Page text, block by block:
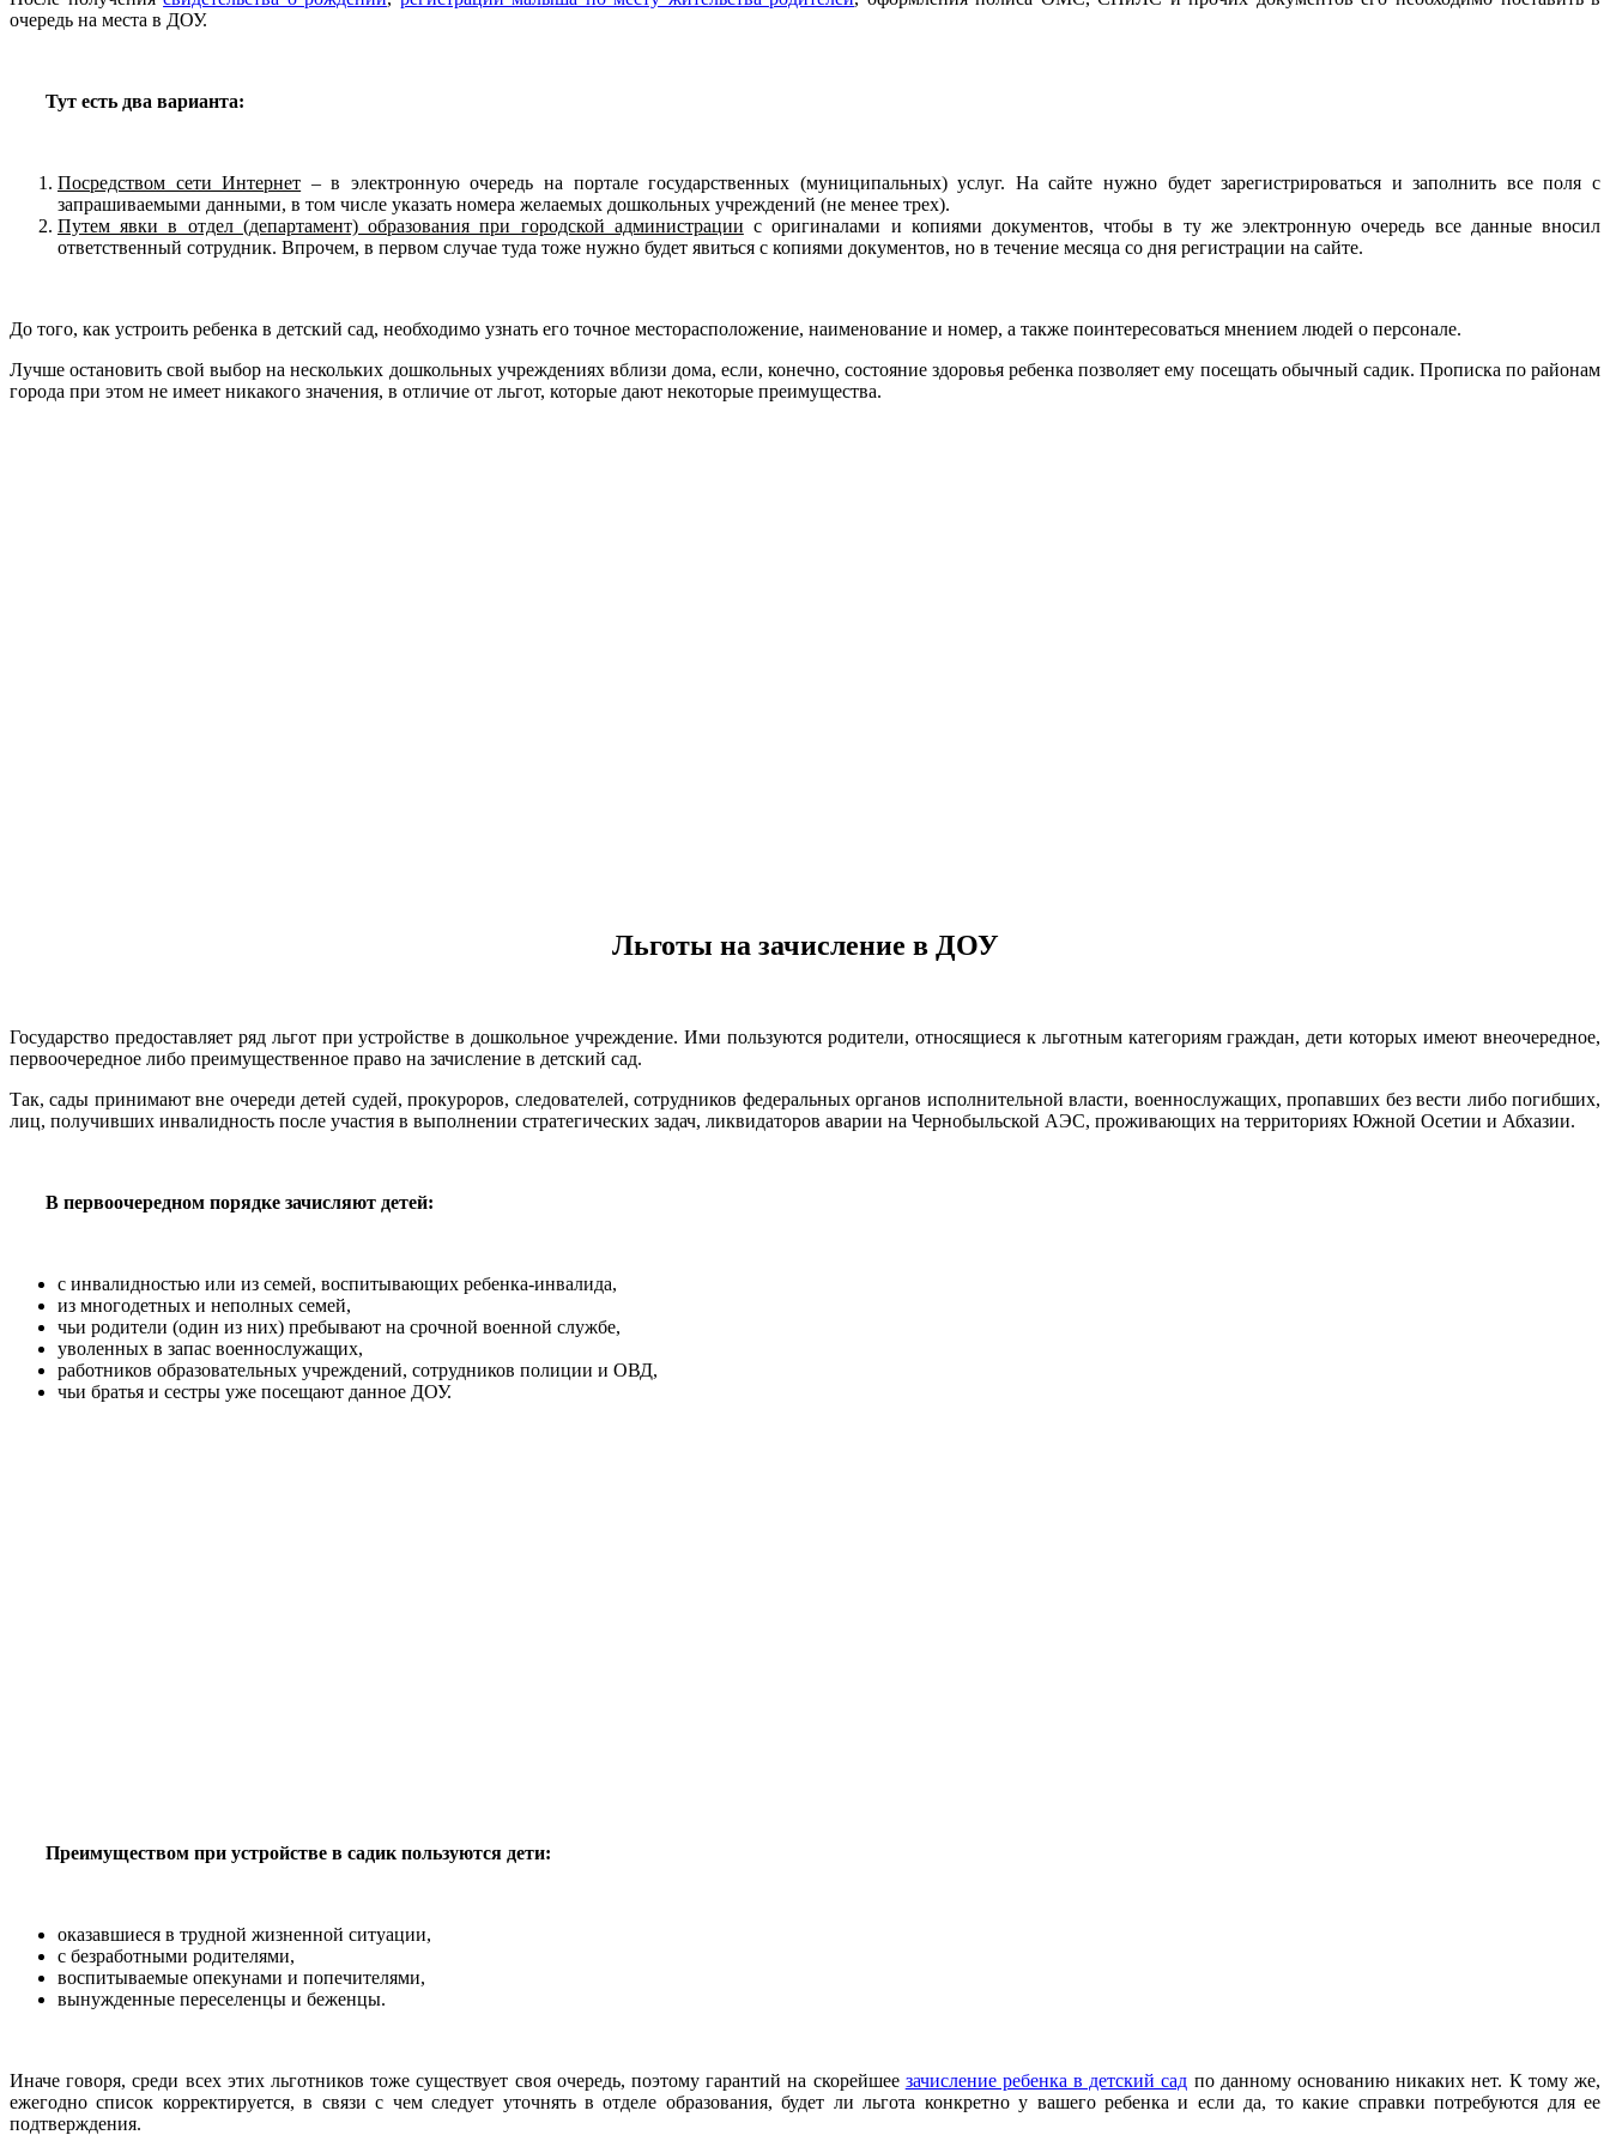
очередь на места в ДОУ.
Тут есть два варианта:
Посредством сети Интернет – в электронную очередь на портале государственных (муниципальных) услуг. На сайте нужно будет зарегистрироваться и заполнить все поля с
запрашиваемыми данными, в том числе указать номера желаемых дошкольных учреждений (не менее трех).
Путем явки в отдел (департамент) образования при городской администрации с оригиналами и копиями документов, чтобы в ту же электронную очередь все данные вносил
ответственный сотрудник. Впрочем, в первом случае туда тоже нужно будет явиться с копиями документов, но в течение месяца со дня регистрации на сайте.
До того, как устроить ребенка в детский сад, необходимо узнать его точное месторасположение, наименование и номер, а также поинтересоваться мнением людей о персонале.
Лучше остановить свой выбор на нескольких дошкольных учреждениях вблизи дома, если, конечно, состояние здоровья ребенка позволяет ему посещать обычный садик. Прописка по районам
города при этом не имеет никакого значения, в отличие от льгот, которые дают некоторые преимущества.
Льготы на зачисление в ДОУ
Государство предоставляет ряд льгот при устройстве в дошкольное учреждение. Ими пользуются родители, относящиеся к льготным категориям граждан, дети которых имеют внеочередное,
первоочередное либо преимущественное право на зачисление в детский сад.
Так, сады принимают вне очереди детей судей, прокуроров, следователей, сотрудников федеральных органов исполнительной власти, военнослужащих, пропавших без вести либо погибших,
лиц, получивших инвалидность после участия в выполнении стратегических задач, ликвидаторов аварии на Чернобыльской АЭС, проживающих на территориях Южной Осетии и Абхазии.
В первоочередном порядке зачисляют детей:
с инвалидностью или из семей, воспитывающих ребенка-инвалида,
из многодетных и неполных семей,
чьи родители (один из них) пребывают на срочной военной службе,
уволенных в запас военнослужащих,
работников образовательных учреждений, сотрудников полиции и ОВД,
чьи братья и сестры уже посещают данное ДОУ.
Преимуществом при устройстве в садик пользуются дети:
оказавшиеся в трудной жизненной ситуации,
с безработными родителями,
воспитываемые опекунами и попечителями,
вынужденные переселенцы и беженцы.
Иначе говоря, среди всех этих льготников тоже существует своя очередь, поэтому гарантий на скорейшее зачисление ребенка в детский сад по данному основанию никаких нет. К тому же,
ежегодно список корректируется, в связи с чем следует уточнять в отделе образования, будет ли льгота конкретно у вашего ребенка и если да, то какие справки потребуются для ее
подтверждения.